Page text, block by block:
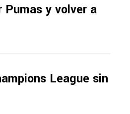
Pumas y volver a
League sin